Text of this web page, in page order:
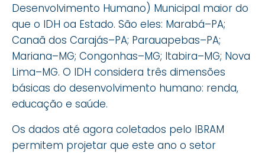
Desenvolvimento Humano) Municipal maior do
que o IDH oa Estado. São eles: Marabá–PA;
Canaã dos Carajás–PA; Parauapebas–PA;
Mariana–MG; Congonhas–MG; Itabira–MG; Nova
Lima–MG. O IDH considera três dimensões
básicas do desenvolvimento humano: renda,
educação e saúde.
Os dados até agora coletados pelo IBRAM
permitem projetar que este ano o setor